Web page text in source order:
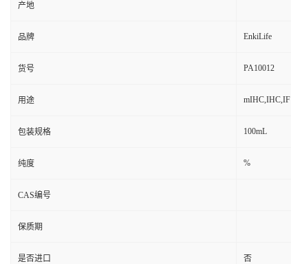
产地
品牌 EnkiLife
货号 PA10012
用途 mIHC,IHC,IF
包装规格 100mL
纯度 %
CAS编号
保质期
是否进口 否